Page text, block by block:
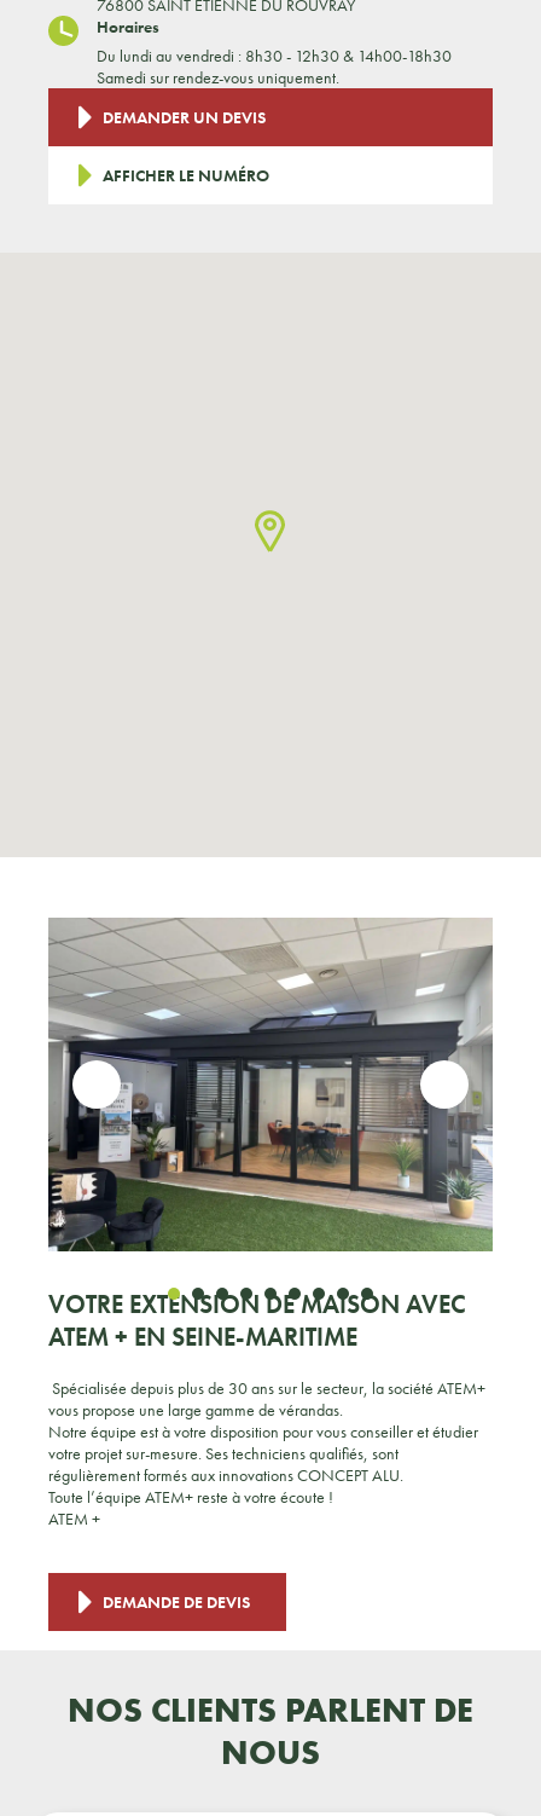
76800 SAINT ETIENNE DU ROUVRAY
Horaires
Du lundi au vendredi : 8h30 - 12h30 & 14h00-18h30
Samedi sur rendez-vous uniquement.
DEMANDER UN DEVIS
AFFICHER LE NUMÉRO
VOTRE EXTENSION DE MAISON AVEC
ATEM + EN SEINE-MARITIME
Spécialisée depuis plus de 30 ans sur le secteur, la société ATEM+
vous propose une large gamme de vérandas.
Notre équipe est à votre disposition pour vous conseiller et étudier
votre projet sur-mesure. Ses techniciens qualifiés, sont
régulièrement formés aux innovations CONCEPT ALU.
Toute l’équipe ATEM+ reste à votre écoute !
ATEM +
DEMANDE DE DEVIS
NOS CLIENTS PARLENT DE
NOUS